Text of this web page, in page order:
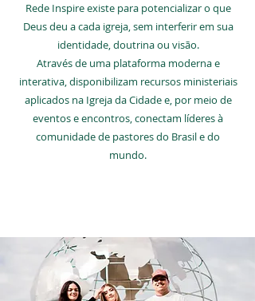
Rede Inspire existe para potencializar o que
Deus deu a cada igreja, sem interferir em sua
identidade, doutrina ou visão.
Através de uma plataforma moderna e
interativa, disponibilizam recursos ministeriais
aplicados na Igreja da Cidade e, por meio de
eventos e encontros, conectam líderes à
comunidade de pastores do Brasil e do
mundo.